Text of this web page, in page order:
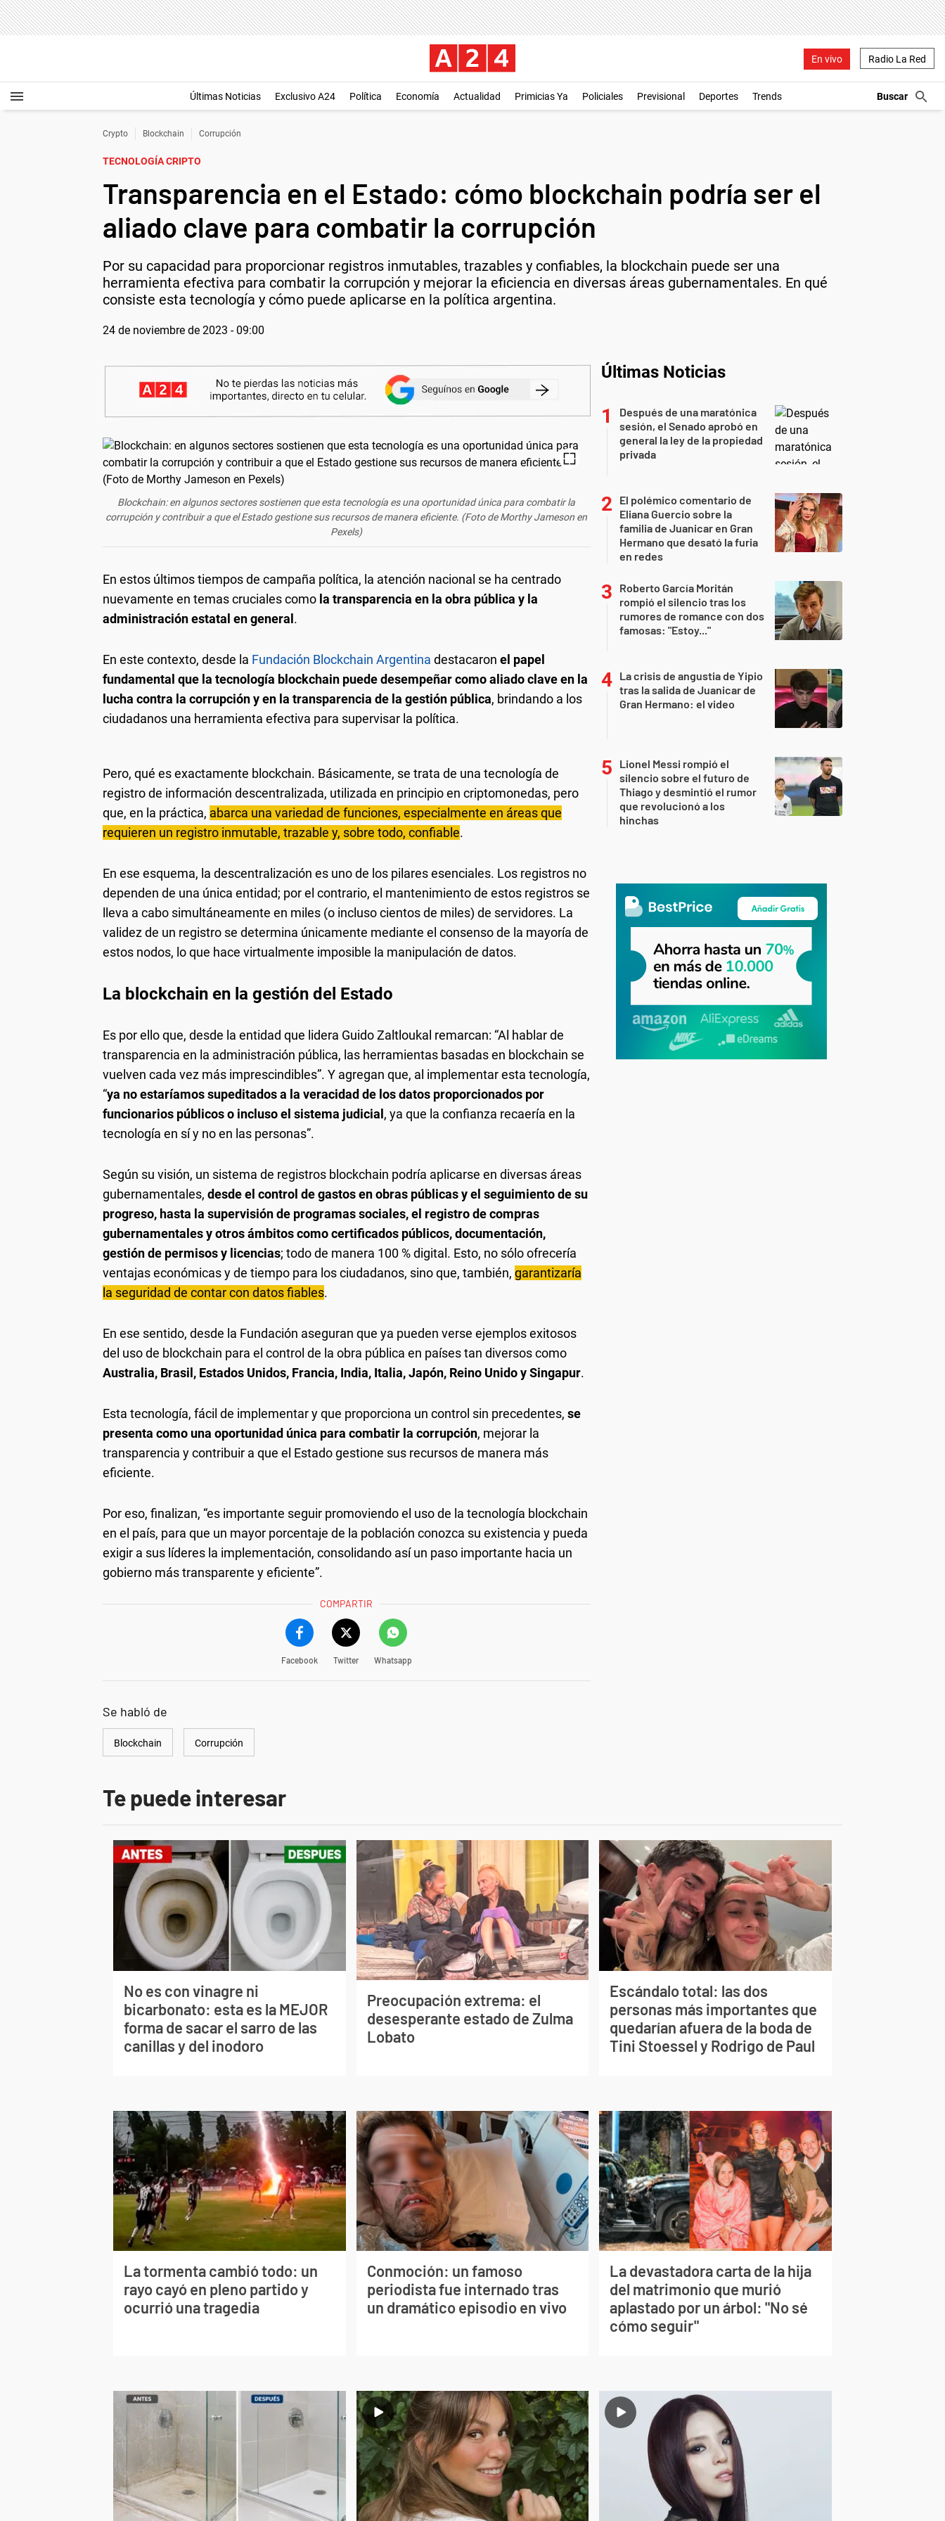
En vivo Radio La Red
Últimas Noticias Exclusivo A24 Política Economía Actualidad Primicias Ya Policiales Previsional Deportes Trends
Crypto Blockchain Corrupción
TECNOLOGÍA CRIPTO
Transparencia en el Estado: cómo blockchain podría ser el
aliado clave para combatir la corrupción
Por su capacidad para proporcionar registros inmutables, trazables y confiables, la blockchain puede ser una
herramienta efectiva para combatir la corrupción y mejorar la eficiencia en diversas áreas gubernamentales. En qué
consiste esta tecnología y cómo puede aplicarse en la política argentina.
24 de noviembre de 2023 - 09:00
Blockchain: en algunos sectores sostienen que esta tecnología es una oportunidad única para combatir la
corrupción y contribuir a que el Estado gestione sus recursos de manera eficiente. (Foto de Morthy Jameson en
Pexels)
En estos últimos tiempos de campaña política, la atención nacional se ha centrado
nuevamente en temas cruciales como la transparencia en la obra pública y la
administración estatal en general .
En este contexto, desde la Fundación Blockchain Argentina destacaron el papel
fundamental que la tecnología blockchain puede desempeñar como aliado clave en la
lucha contra la corrupción y en la transparencia de la gestión pública, brindando a los
ciudadanos una herramienta efectiva para supervisar la política.
Pero, qué es exactamente blockchain. Básicamente, se trata de una tecnología de
registro de información descentralizada, utilizada en principio en criptomonedas, pero
que, en la práctica, abarca una variedad de funciones, especialmente en áreas que
requieren un registro inmutable, trazable y, sobre todo, confiable.
En ese esquema, la descentralización es uno de los pilares esenciales. Los registros no
dependen de una única entidad; por el contrario, el mantenimiento de estos registros se
lleva a cabo simultáneamente en miles (o incluso cientos de miles) de servidores. La
validez de un registro se determina únicamente mediante el consenso de la mayoría de
estos nodos, lo que hace virtualmente imposible la manipulación de datos.
La blockchain en la gestión del Estado
Es por ello que, desde la entidad que lidera Guido Zaltloukal remarcan: “Al hablar de
transparencia en la administración pública, las herramientas basadas en blockchain se
vuelven cada vez más imprescindibles”. Y agregan que, al implementar esta tecnología,
“ya no estaríamos supeditados a la veracidad de los datos proporcionados por
funcionarios públicos o incluso el sistema judicial , ya que la confianza recaería en la
tecnología en sí y no en las personas”.
Según su visión, un sistema de registros blockchain podría aplicarse en diversas áreas
gubernamentales, desde el control de gastos en obras públicas y el seguimiento de su
progreso, hasta la supervisión de programas sociales, el registro de compras
gubernamentales y otros ámbitos como certificados públicos, documentación,
gestión de permisos y licencias; todo de manera 100 % digital. Esto, no sólo ofrecería
ventajas económicas y de tiempo para los ciudadanos, sino que, también, garantizaría
la seguridad de contar con datos fiables.
En ese sentido, desde la Fundación aseguran que ya pueden verse ejemplos exitosos
del uso de blockchain para el control de la obra pública en países tan diversos como
Australia, Brasil, Estados Unidos, Francia, India, Italia, Japón, Reino Unido y Singapur.
Esta tecnología, fácil de implementar y que proporciona un control sin precedentes, se
presenta como una oportunidad única para combatir la corrupción, mejorar la
transparencia y contribuir a que el Estado gestione sus recursos de manera más
eficiente.
Por eso, finalizan, “es importante seguir promoviendo el uso de la tecnología blockchain
en el país, para que un mayor porcentaje de la población conozca su existencia y pueda
exigir a sus líderes la implementación, consolidando así un paso importante hacia un
gobierno más transparente y eficiente”.
COMPARTIR
Facebook Twitter Whatsapp
Se habló de
Blockchain Corrupción
Últimas Noticias
Después de una maratónica
sesión, el Senado aprobó en
general la ley de la propiedad
privada
El polémico comentario de
Eliana Guercio sobre la
familia de Juanicar en Gran
Hermano que desató la furia
en redes
Roberto García Moritán
rompió el silencio tras los
rumores de romance con dos
famosas: "Estoy..."
La crisis de angustia de Yipio
tras la salida de Juanicar de
Gran Hermano: el video
Lionel Messi rompió el
silencio sobre el futuro de
Thiago y desmintió el rumor
que revolucionó a los
hinchas
Te puede interesar
No es con vinagre ni
bicarbonato: esta es la MEJOR
forma de sacar el sarro de las
canillas y del inodoro
Preocupación extrema: el
desesperante estado de Zulma
Lobato
Escándalo total: las dos
personas más importantes que
quedarían afuera de la boda de
Tini Stoessel y Rodrigo de Paul
La tormenta cambió todo: un
rayo cayó en pleno partido y
ocurrió una tragedia
Conmoción: un famoso
periodista fue internado tras
un dramático episodio en vivo
La devastadora carta de la hija
del matrimonio que murió
aplastado por un árbol: "No sé
cómo seguir"